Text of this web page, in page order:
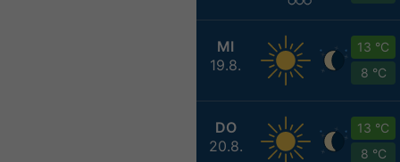
MI
19.8.
13 °C
8 °C
DO
20.8.
13 °C
8 °C